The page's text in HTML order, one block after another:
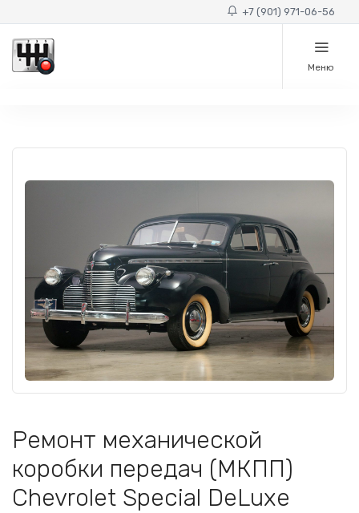
+7 (901) 971-06-56
Меню
Ремонт механической
коробки передач (МКПП)
Chevrolet Special DeLuxe